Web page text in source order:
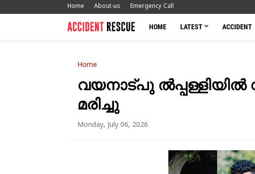
Home About-us Emergency Call
HOME LATEST ACCIDENT
Home
വയനാട്പു
മരിച്ചു
Monday, July 06, 2026